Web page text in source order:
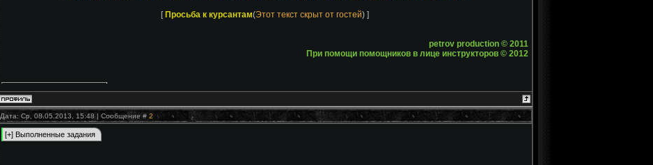
[ Просьба к курсантам(Этот текст скрыт от гостей) ]
petrov production © 2011
При помощи помощников в лице инструкторов © 2012
Дата: Ср, 08.05.2013, 15:48 | Сообщение # 2